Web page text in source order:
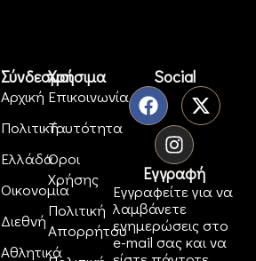
Σύνδεσμοι
Αρχική
Πολιτική
Ελλάδα
Οικονομία
Διεθνή
Αθλητικά
Χρήσιμα
Επικοινωνία
Ταυτότητα
Όροι
Χρήσης
Πολιτική
Απορρήτου
Social
Εγγραφή
Εγγραφείτε για να
λαμβάνετε
ενημερώσεις στο
e-mail σας και να